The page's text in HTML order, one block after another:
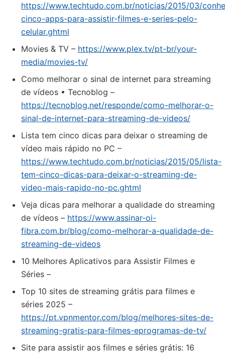
https://www.techtudo.com.br/noticias/2015/03/
cinco-apps-para-assistir-filmes-e-series-pelo-
celular.ghtml
Movies & TV – https://www.plex.tv/pt-br/your-
media/movies-tv/
Como melhorar o sinal de internet para streaming
de vídeos • Tecnoblog –
https://tecnoblog.net/responde/como-melhorar-o-
sinal-de-internet-para-streaming-de-videos/
Lista tem cinco dicas para deixar o streaming de
vídeo mais rápido no PC –
https://www.techtudo.com.br/noticias/2015/05/lista-
tem-cinco-dicas-para-deixar-o-streaming-de-
video-mais-rapido-no-pc.ghtml
Veja dicas para melhorar a qualidade do streaming
de vídeos – https://www.assinar-oi-
fibra.com.br/blog/como-melhorar-a-qualidade-de-
streaming-de-videos
10 Melhores Aplicativos para Assistir Filmes e
Séries –
Top 10 sites de streaming grátis para filmes e
séries 2025 –
https://pt.vpnmentor.com/blog/melhores-sites-de-
streaming-gratis-para-filmes-eprogramas-de-tv/
Site para assistir aos filmes e séries grátis: 16